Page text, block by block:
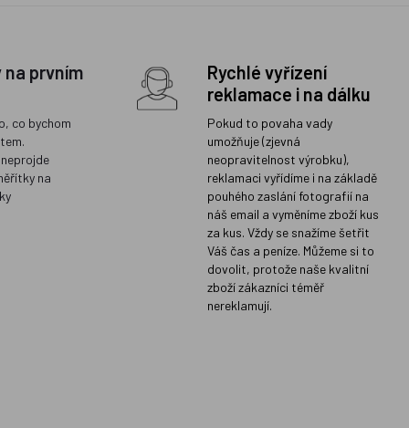
na prvním
co bychom
na
Rychlé vyřízení
reklamace i na dálku
Pokud to povaha vady
umožňuje (zjevná
neopravitelnost výrobku),
reklamaci vyřídíme i na základě
pouhého zaslání fotografií na
náš email a vyměníme zboží kus
za kus. Vždy se snažíme šetřit
Váš čas a peníze. Můžeme si to
dovolit, protože naše kvalitní
zboží zákazníci téměř
nereklamují.